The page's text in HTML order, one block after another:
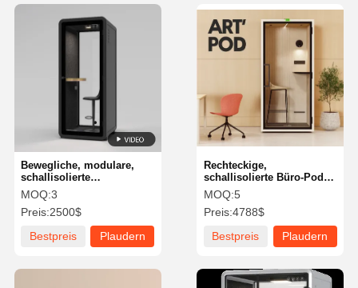
Bewegliche, modulare,
schallisolierte
Telefonkabine,
schallisolierte Kabine,
Büro mit
Luftbelüftungssystem
MOQ:3
Preis:2500$
Bestpreis
Plaudern
Rechteckige,
schallisolierte Büro-Pod-
Kabine, hohe Haltbarkeit,
einfache Montage
MOQ:5
Preis:4788$
Bestpreis
Plaudern